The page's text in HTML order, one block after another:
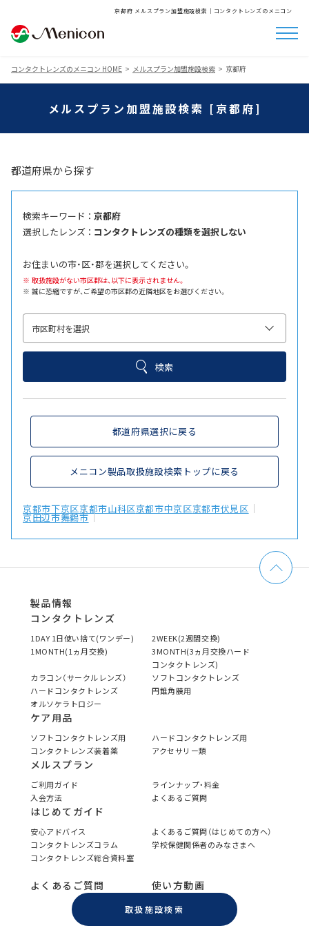
京都府 メルスプラン加盟施設検索│コンタクトレンズのメニコン
コンタクトレンズのメニコン HOME メルスプラン加盟施設検索 京都府
メルスプラン加盟施設検索 [京都府]
都道府県から探す
検索キーワード ： 京都府
選択したレンズ ： コンタクトレンズの種類を選択しない
お住まいの市・区・郡を選択してください。
取扱施設がない市区郡は、以下に表示されません。
誠に恐縮ですが、ご希望の市区郡の近隣地区をお選びください。
検索
都道府県選択に戻る
メニコン製品取扱施設検索トップに戻る
京都市下京区京都市山科区京都市中京区京都市伏見区
京田辺市舞鶴市
製品情報
コンタクトレンズ
1DAY 1日使い捨て(ワンデー)
2WEEK(2週間交換)
1MONTH(1ヵ月交換)
3MONTH(3ヵ月交換ハード
コンタクトレンズ)
カラコン（サークルレンズ）
ソフトコンタクトレンズ
ハードコンタクトレンズ
円錐角膜用
オルソケラトロジー
ケア用品
ソフトコンタクトレンズ用
ハードコンタクトレンズ用
コンタクトレンズ装着薬
アクセサリー類
メルスプラン
ご利用ガイド
ラインナップ・料金
入会方法
よくあるご質問
はじめてガイド
安心アドバイス
よくあるご質問（はじめての方へ）
コンタクトレンズコラム
学校保健関係者のみなさまへ
コンタクトレンズ総合資料室
よくあるご質問 使い方動画
取扱施設検索